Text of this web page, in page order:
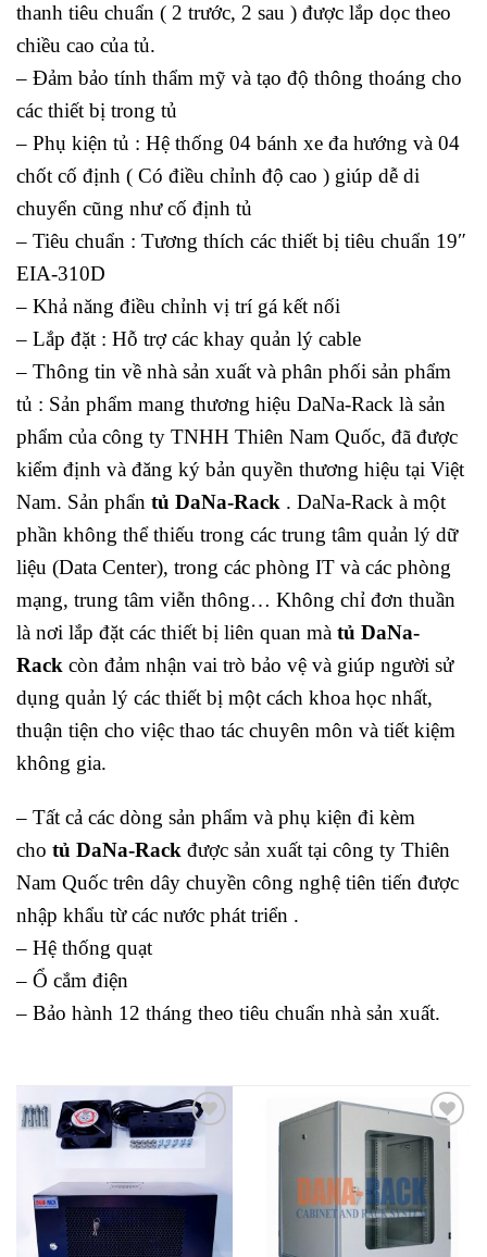
thanh tiêu chuẩn ( 2 trước, 2 sau ) được lắp dọc theo
chiều cao của tủ.
– Đảm bảo tính thẩm mỹ và tạo độ thông thoáng cho
các thiết bị trong tủ
– Phụ kiện tủ : Hệ thống 04 bánh xe đa hướng và 04
chốt cố định ( Có điều chỉnh độ cao ) giúp dễ di
chuyển cũng như cố định tủ
– Tiêu chuẩn : Tương thích các thiết bị tiêu chuẩn 19″
EIA-310D
– Khả năng điều chỉnh vị trí gá kết nối
– Lắp đặt : Hỗ trợ các khay quản lý cable
– Thông tin về nhà sản xuất và phân phối sản phẩm
tủ : Sản phẩm mang thương hiệu DaNa-Rack là sản
phẩm của công ty TNHH Thiên Nam Quốc, đã được
kiểm định và đăng ký bản quyền thương hiệu tại Việt
Nam. Sản phẩn tủ DaNa-Rack . DaNa-Rack à một
phần không thể thiếu trong các trung tâm quản lý dữ
liệu (Data Center), trong các phòng IT và các phòng
mạng, trung tâm viễn thông… Không chỉ đơn thuần
là nơi lắp đặt các thiết bị liên quan mà tủ DaNa-
Rack còn đảm nhận vai trò bảo vệ và giúp người sử
dụng quản lý các thiết bị một cách khoa học nhất,
thuận tiện cho việc thao tác chuyên môn và tiết kiệm
không gia.
– Tất cả các dòng sản phẩm và phụ kiện đi kèm
cho tủ DaNa-Rack được sản xuất tại công ty Thiên
Nam Quốc trên dây chuyền công nghệ tiên tiến được
nhập khẩu từ các nước phát triển .
– Hệ thống quạt
– Ổ cắm điện
– Bảo hành 12 tháng theo tiêu chuẩn nhà sản xuất.
Add to
wishlist
Add to
wishlist